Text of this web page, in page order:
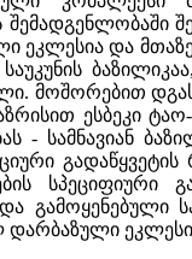
შემადგენლობაში
ეკლესია და
მოშორებით
ესბეკი
- სამნავიან
გამოყენებული
დარბაზული